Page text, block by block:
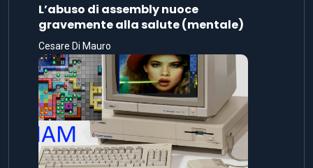
L’abuso di assembly nuoce
gravemente alla salute (mentale)
Cesare Di Mauro